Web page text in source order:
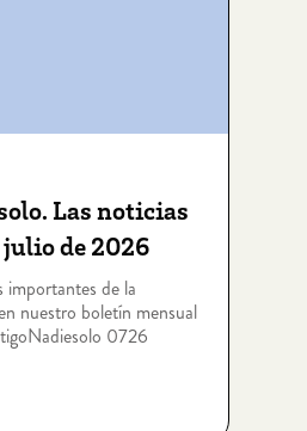
Las noticias
de Nadiesolo de julio de 2026
importantes de la
boletín mensual
0726